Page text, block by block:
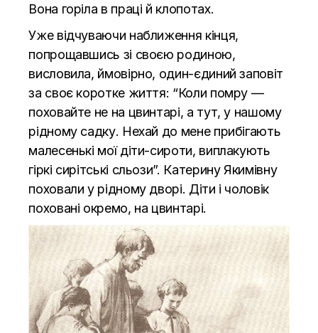
Вона горіла в праці й клопотах.
Уже відчуваючи наближення кінця,
попрощавшись зі своєю родиною,
висловила, ймовірно, один-єдиний заповіт
за своє коротке життя: “Коли помру —
поховайте не на цвинтарі, а тут, у нашому
рідному садку. Нехай до мене прибігають
малесенькі мої діти-сироти, виплакують
гіркі сирітські сльози”. Катерину Якимівну
поховали у рідному дворі. Діти і чоловік
поховані окремо, на цвинтарі.